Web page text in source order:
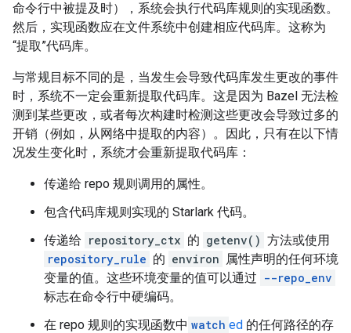
命令行中被提及时），系统会执行代码库规则的实现函数。
然后，实现函数应在文件系统中创建相应代码库。这称为
“提取”代码库。
与常规目标不同的是，当发生会导致代码库发生更改的事件
时，系统不一定会重新提取代码库。这是因为 Bazel 无法检
测到某些更改，或者每次构建时检测这些更改会导致过多的
开销（例如，从网络中提取的内容）。因此，只有在以下情
况发生变化时，系统才会重新提取代码库：
传递给 repo 规则调用的属性。
包含代码库规则实现的 Starlark 代码。
传递给 repository_ctx 的 getenv() 方法或使用
repository_rule 的 environ 属性声明的任何环境
变量的值。这些环境变量的值可以通过 --repo_env
标志在命令行中硬编码。
在 repo 规则的实现函数中 watch ed 的任何路径的存